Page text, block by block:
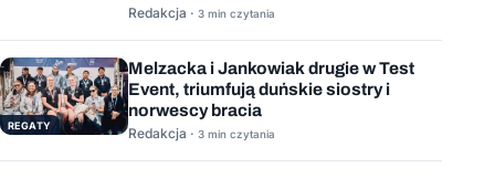
Redakcja · 3 min czytania
REGATY
Melzacka i Jankowiak drugie w Test
Event, triumfują duńskie siostry i
norwescy bracia
Redakcja · 3 min czytania